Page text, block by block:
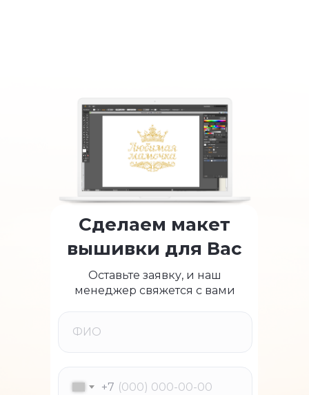
+7
Сделаем макет
вышивки для Вас
Оставьте заявку, и наш
менеджер свяжется с вами